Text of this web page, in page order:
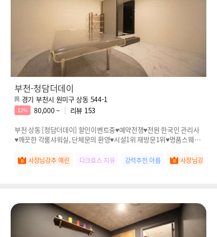
부천-청담더데이
경기 부천시 원미구 상동 544-1
12% 80,000 ~ 리뷰 153
부천 상동 [청담더데이] 할인이벤트중♥예약전쟁♥전원 한국인 관리사
♥깨끗한 각룸샤워실, 단체문의 환영♥시설1위 재방문1위♥명품스웨디
사장님강추 예린 다크호스 지유 강력추천 아름 사장님강추